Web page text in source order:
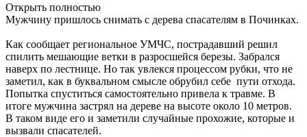
Открыть полностью
Мужчину пришлось снимать с дерева спасателям в Починках.
Как сообщает региональное УМЧС, пострадавший решил
спилить мешающие ветки в разросшейся березы. Забрался
наверх по лестнице. Но так увлекся процессом рубки, что не
заметил, как в буквальном смысле обрубил себе пути отхода.
Попытка спуститься самостоятельно привела к травме. В
итоге мужчина застрял на дереве на высоте около 10 метров.
В таком виде его и заметили случайные прохожие, которые и
вызвали спасателей.